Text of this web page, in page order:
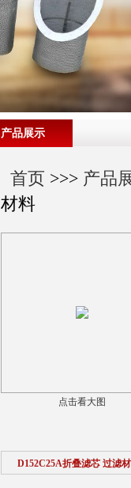
产品展示
首页 >>> 产品
材料
点击看大图
D152C25A折叠滤芯 过滤